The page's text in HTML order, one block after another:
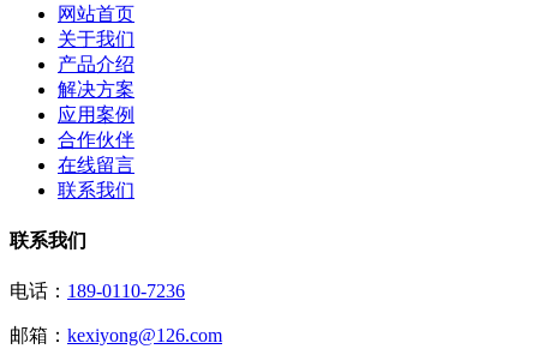
网站首页
关于我们
产品介绍
解决方案
应用案例
合作伙伴
在线留言
联系我们
联系我们
电话： 189-0110-7236
邮箱： kexiyong@126.com